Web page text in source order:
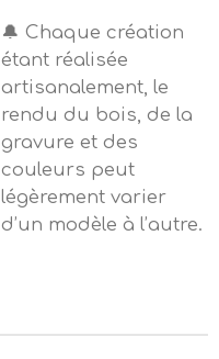
🔔 Chaque création
étant réalisée
artisanalement, le
rendu du bois, de la
gravure et des
couleurs peut
légèrement varier
d’un modèle à l’autre.